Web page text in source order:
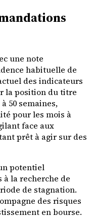
une note
habituelle de
des indicateurs
la position du titre
50 semaines,
pour les mois à
face aux
prêt à agir sur des
potentiel
la recherche de
de stagnation.
des risques
en bourse.